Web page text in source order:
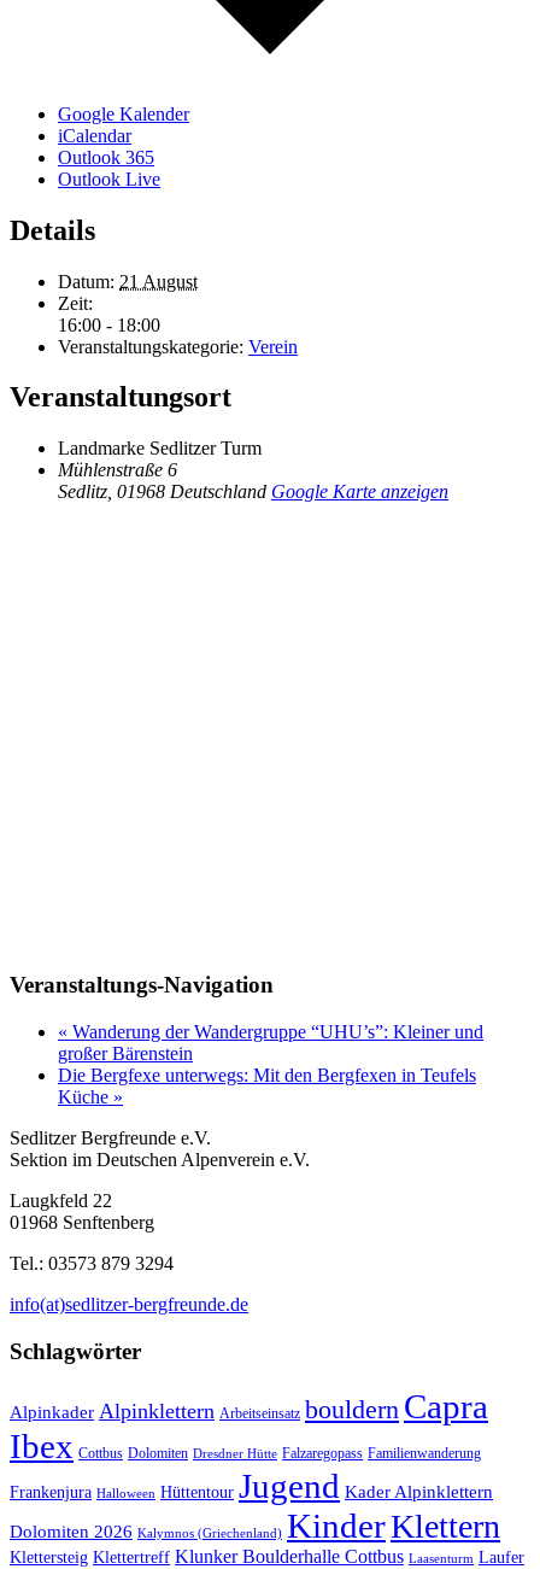
Google Kalender
iCalendar
Outlook 365
Outlook Live
Details
Datum: 21 August
Zeit:
16:00 - 18:00
Veranstaltungskategorie: Verein
Veranstaltungsort
Landmarke Sedlitzer Turm
Mühlenstraße 6
Sedlitz 01968 Deutschland Google Karte anzeigen
Veranstaltungs-Navigation
« Wanderung der Wandergruppe “UHU’s”: Kleiner und
großer Bärenstein
Die Bergfexe unterwegs: Mit den Bergfexen in Teufels
Küche »
Sedlitzer Bergfreunde e.V.
Sektion im Deutschen Alpenverein e.V.
Laugkfeld 22
01968 Senftenberg
Tel.: 03573 879 3294
info(at)sedlitzer-bergfreunde.de
Schlagwörter
Alpinkader Alpinklettern Arbeitseinsatz bouldern Capra
Ibex Cottbus Dolomiten Dresdner Hütte Falzaregopass Familienwanderung
Frankenjura Halloween Hüttentour Jugend Kader Alpinklettern
Dolomiten 2026 Kalymnos (Griechenland) KinderKlettern
Klettersteig Klettertreff Klunker Boulderhalle Cottbus Laasenturm Laufer